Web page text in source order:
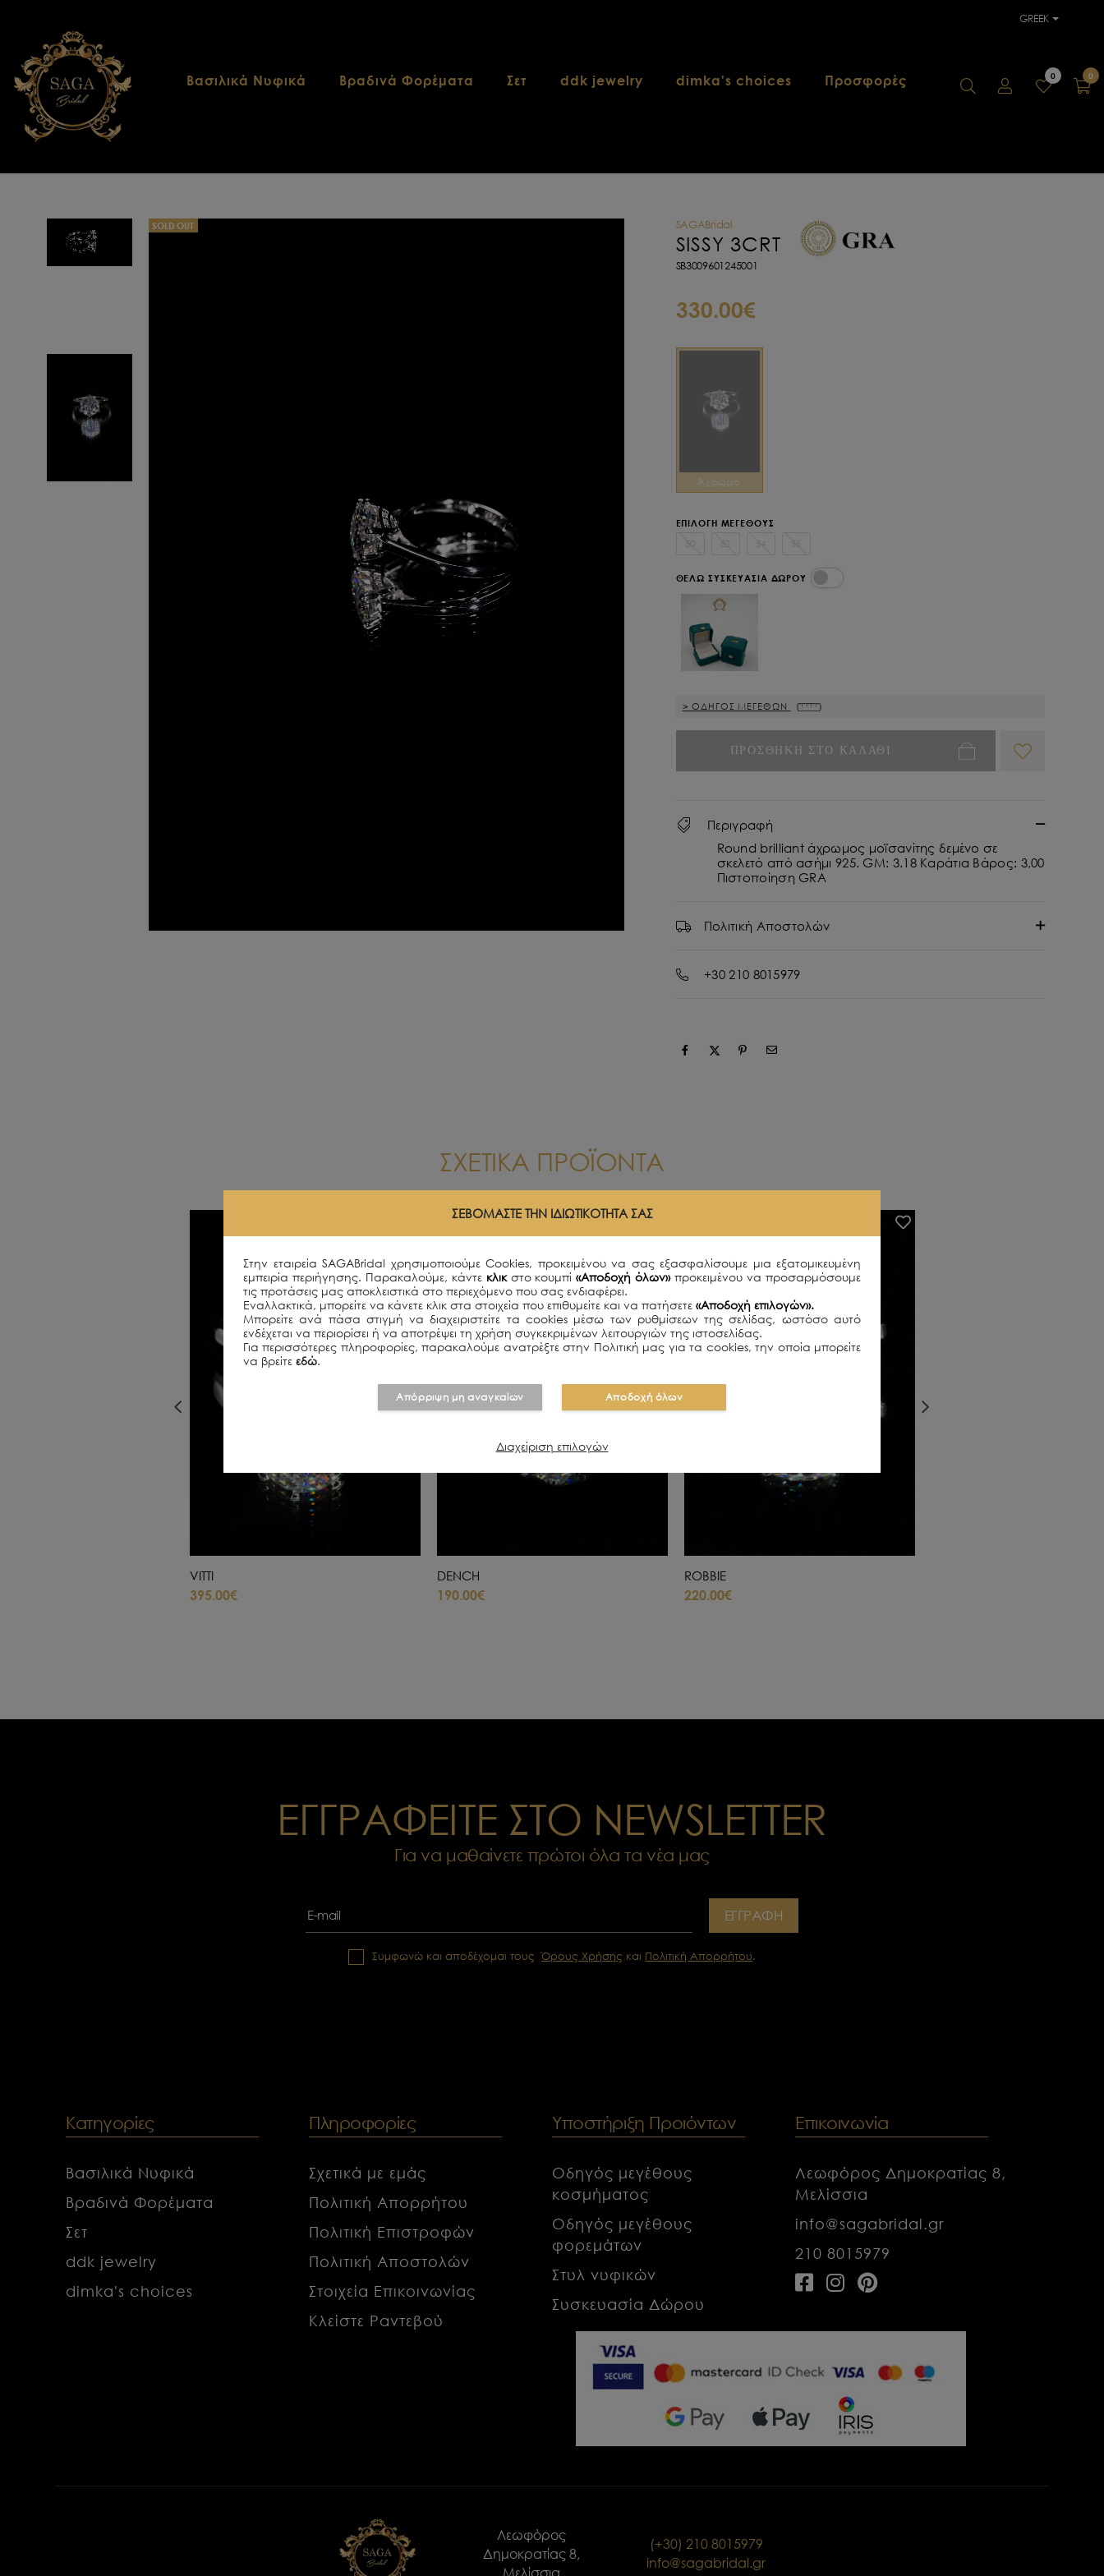
GREEK
Βασιλικά Νυφικά Βραδινά Φορέματα Σετ ddk jewelry dimka's choices Προσφορές 0 0
SOLD OUT SAGABridal
SISSY 3CRT
SB3009601245001
330.00€
Άχρωμο
ΕΠΙΛΟΓΗ ΜΕΓΕΘΟΥΣ
50
52 54 55
ΘΕΛΩ ΣΥΣΚΕΥΑΣΙΑ ΔΩΡΟΥ
> ΟΔΗΓΟΣ ΜΕΓΕΘΩΝ
ΠΡΟΣΘΗΚΗ ΣΤΟ ΚΑΛΑΘΙ
Περιγραφή
Round brilliant άχρωμος μοϊσανίτης δεμένο σε
σκελετό από ασήμι 925. GM: 3.18 Καράτια Βάρος: 3,00
Πιστοποίηση GRA
Πολιτική Αποστολών
+30 210 8015979
ΣΧΕΤΙΚΑ ΠΡΟΪΟΝΤΑ
VITTI
395.00€
SOLD OUT
DENCH
190.00€
ROBBIE
220.00€
ΕΓΓΡΑΦΕΙΤΕ ΣΤΟ NEWSLETTER
Για να μαθαίνετε πρώτοι όλα τα νέα μας
ΕΓΓΡΑΦΗ
Συμφωνώ και αποδέχομαι τουςΌρους Χρήσης και Πολιτική Απορρήτου.
Κατηγορίες
Βασιλικά Νυφικά
Βραδινά Φορέματα
Σετ
ddk jewelry
dimka's choices
Πληροφορίες
Σχετικά με εμάς
Πολιτική Απορρήτου
Πολιτική Επιστροφών
Πολιτική Αποστολών
Στοιχεία Επικοινωνίας
Κλείστε Ραντεβού
Υποστήριξη Προιόντων
Οδηγός μεγέθους
κοσμήματος
Οδηγός μεγέθους
φορεμάτων
Στυλ νυφικών
Συσκευασία Δώρου
Επικοινωνία
Λεωφόρος Δημοκρατίας 8,
Μελίσσια
info@sagabridal.gr
210 8015979
Λεωφόρος
Δημοκρατίας 8,
Μελίσσια
(+30) 210 8015979
info@sagabridal.gr
ΣΕΒΌΜΑΣΤΕ ΤΗΝ ΙΔΙΩΤΙΚΌΤΗΤΆ ΣΑΣ
Στην εταιρεία SAGABridal χρησιμοποιούμε Cookies, προκειμένου να σας εξασφαλίσουμε μια εξατομικευμένη
εμπειρία περιήγησης. Παρακαλούμε, κάντε κλικ στο κουμπί«Αποδοχή όλων»προκειμένου να προσαρμόσουμε
τις προτάσεις μας αποκλειστικά στο περιεχόμενο που σας ενδιαφέρει.
Εναλλακτικά, μπορείτε να κάνετε κλικ στα στοιχεία που επιθυμείτε και να πατήσετε «Αποδοχή επιλογών».
Μπορείτε ανά πάσα στιγμή να διαχειριστείτε τα cookies μέσω των ρυθμίσεων της σελίδας, ωστόσο αυτό
ενδέχεται να περιορίσει ή να αποτρέψει τη χρήση συγκεκριμένων λειτουργιών της ιστοσελίδας.
Για περισσότερες πληροφορίες, παρακαλούμε ανατρέξτε στην Πολιτική μας για τα cookies, την οποία μπορείτε
να βρείτε εδώ.
Απόρριψη μη αναγκαίων Αποδοχή όλων
Διαχείριση επιλογών